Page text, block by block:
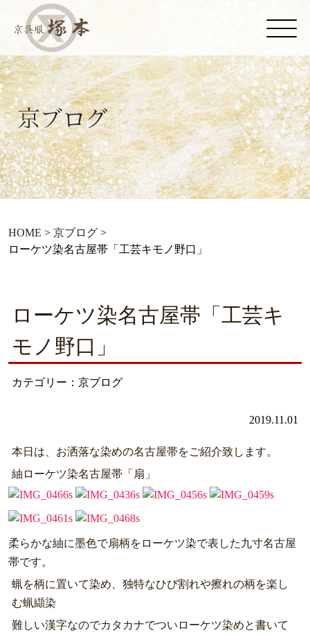
HOME > 京ブログ>
ローケツ染名古屋帯「工芸キモノ野口」
ローケツ染名古屋帯「工芸キ
モノ野口」
カテゴリー：京ブログ
2019.11.01
本日は、お洒落な染めの名古屋帯をご紹介致します。
紬ローケツ染名古屋帯「扇」
柔らかな紬に墨色で扇柄をローケツ染で表した九寸名古屋
帯です。
蝋を柄に置いて染め、独特なひび割れや擦れの柄を楽し
む蝋纈染
難しい漢字なのでカタカナでついローケツ染めと書いて